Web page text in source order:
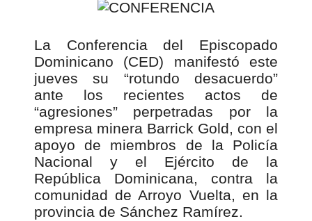
La Conferencia del Episcopado
Dominicano (CED) manifestó este
jueves su “rotundo desacuerdo”
ante los recientes actos de
“agresiones” perpetradas por la
empresa minera Barrick Gold, con el
apoyo de miembros de la Policía
Nacional y el Ejército de la
República Dominicana, contra la
comunidad de Arroyo Vuelta, en la
provincia de Sánchez Ramírez.